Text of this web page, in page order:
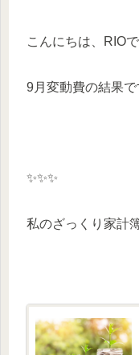
こんにちは、RIOで
9月変動費の結果で
✨✨✨
私のざっくり家計